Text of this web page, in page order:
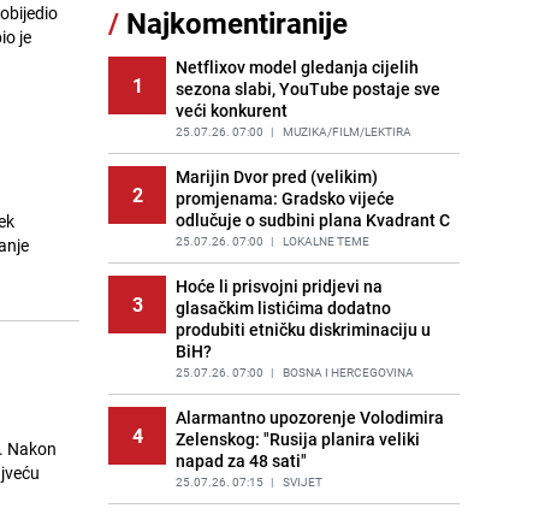
je
Nakon
11
Cijela regija čeka njegovu
progonozu: Poznati meteorolog
najavljuje veću promjenu vremena
PRIJE OKO 13H | REGIJA
12
Tajna savršenog makedonskog
ajvara: Stari recept za kremast i
bogat okus
PRIJE 2 DANA | RECEPTI
13
Borba trajala satima: Pogledajte
'grdosiju' od skoro tri metra koju su
braća izvukla iz mora
PRIJE 2 DANA SVIJET
Gosti iz Njemačke napravili požar u
apartmanu u Istri, vlasniku se
smijali i pokazivali srednji prst
PRIJE 1 DAN | REGIJA
Očistite rernu bez hemikalija:
Poznata stručnjakinja dijeli savjete
PRIJE 1 DAN | ŽIVOT I STIL
/ Najkomentiranije
1
Netflixov model gledanja cijelih
sezona slabi, YouTube postaje sve
veći konkurent
25.07.26. 07:00 | MUZIKA/FILM/LEKTIRA
2
Marijin Dvor pred (velikim)
promjenama: Gradsko vijeće
odlučuje o sudbini plana Kvadrant C
25.07.26. 07:00 | LOKALNE TEME
3
Hoće li prisvojni pridjevi na
glasačkim listićima dodatno
produbiti etničku diskriminaciju u
BiH?
25.07.26. 07:00 | BOSNA I HERCEGOVINA
4
Alarmantno upozorenje Volodimira
Zelenskog: "Rusija planira veliki
napad za 48 sati"
25.07.26. 07:15 | SVIJET